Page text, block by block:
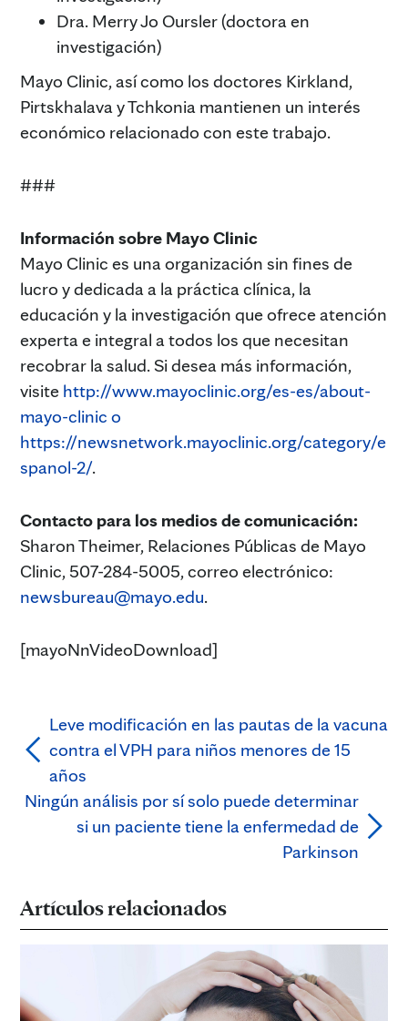
Dra. Merry Jo Oursler (doctora en
investigación)
Mayo Clinic, así como los doctores Kirkland,
Pirtskhalava y Tchkonia mantienen un interés
económico relacionado con este trabajo.
###
Información sobre Mayo Clinic
Mayo Clinic es una organización sin fines de
lucro y dedicada a la práctica clínica, la
educación y la investigación que ofrece atención
experta e integral a todos los que necesitan
recobrar la salud. Si desea más información,
visite http://www.mayoclinic.org/es-es/about-
mayo-clinic o
https://newsnetwork.mayoclinic.org/category/e
spanol-2/.
Contacto para los medios de comunicación:
Sharon Theimer, Relaciones Públicas de Mayo
Clinic, 507-284-5005, correo electrónico:
newsbureau@mayo.edu.
[mayoNnVideoDownload]
Leve modificación en las pautas de la vacuna
contra el VPH para niños menores de 15
años
Ningún análisis por sí solo puede determinar
si un paciente tiene la enfermedad de
Parkinson
Artículos relacionados